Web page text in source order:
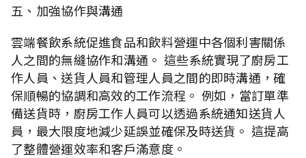
五、加強協作與溝通
雲端餐飲系統促進食品和飲料營運中各個利害關係
人之間的無縫協作和溝通。 這些系統實現了廚房工
作人員、送貨人員和管理人員之間的即時溝通，確
保順暢的協調和高效的工作流程。 例如，當訂單準
備送貨時，廚房工作人員可以透過系統通知送貨人
員，最大限度地減少延誤並確保及時送貨。 這提高
了整體營運效率和客戶滿意度。